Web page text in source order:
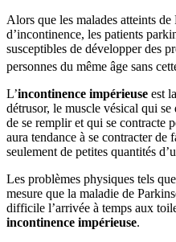
Alors que les malades atteints
d’incontinence, les patients
susceptibles de développer des
personnes du même âge sans
L’incontinence impérieuse est
détrusor, le muscle vésical qui
de se remplir et qui se contracte
aura tendance à se contracter de
seulement de petites quantités
Les problèmes physiques tels
mesure que la maladie de
difficile l’arrivée à temps aux
incontinence impérieuse.